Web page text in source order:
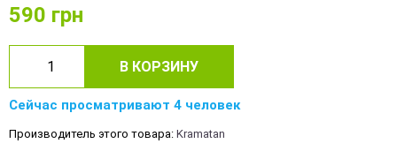
590 грн
В КОРЗИНУ
Сейчас просматривают 4 человек
Производитель этого товара: Kramatan